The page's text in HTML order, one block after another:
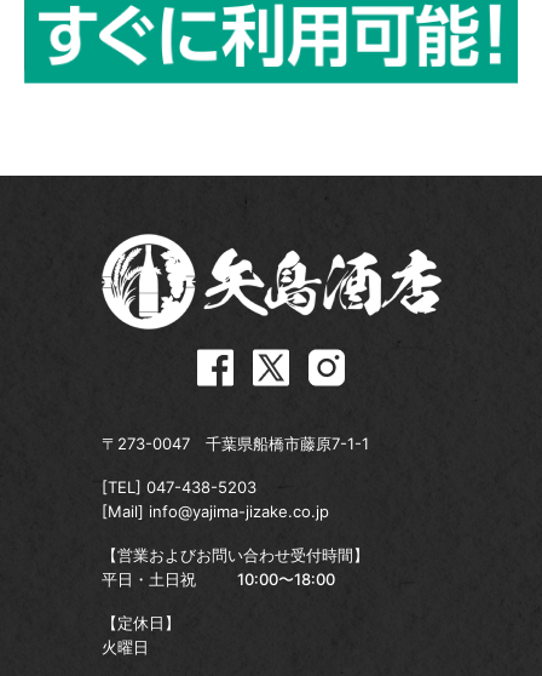
〒273-0047 千葉県船橋市藤原7-1-1
[TEL] 047-438-5203
[Mail] info@yajima-jizake.co.jp
【営業およびお問い合わせ受付時間】
平日・土日祝
10:00〜18:00
【定休日】
火曜日